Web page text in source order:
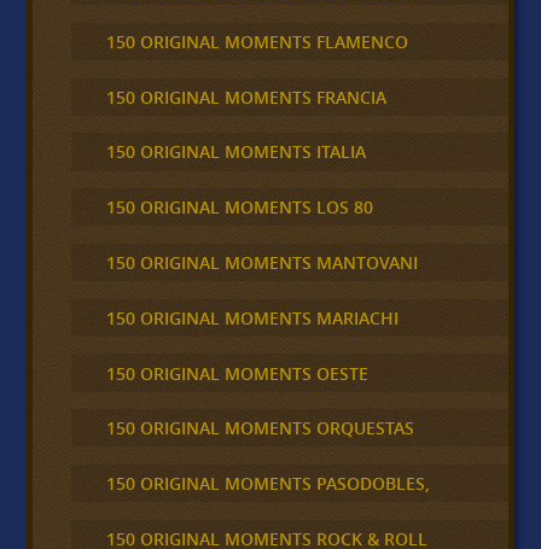
150 ORIGINAL MOMENTS FLAMENCO
150 ORIGINAL MOMENTS FRANCIA
150 ORIGINAL MOMENTS ITALIA
150 ORIGINAL MOMENTS LOS 80
150 ORIGINAL MOMENTS MANTOVANI
150 ORIGINAL MOMENTS MARIACHI
150 ORIGINAL MOMENTS OESTE
150 ORIGINAL MOMENTS ORQUESTAS
150 ORIGINAL MOMENTS PASODOBLES,
150 ORIGINAL MOMENTS ROCK & ROLL